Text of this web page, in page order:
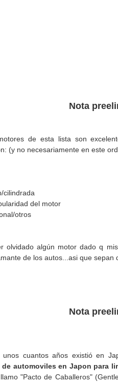
Nota
de esta lista son
(y no necesariamente en este
cilindrada
del motor
otros
olvidado algún motor dado q
de los autos...asi que sepan
Nota
unos cuantos años existió en
automoviles en Japon para
"Pacto de Caballeros"